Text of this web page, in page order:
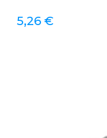
5,26 €